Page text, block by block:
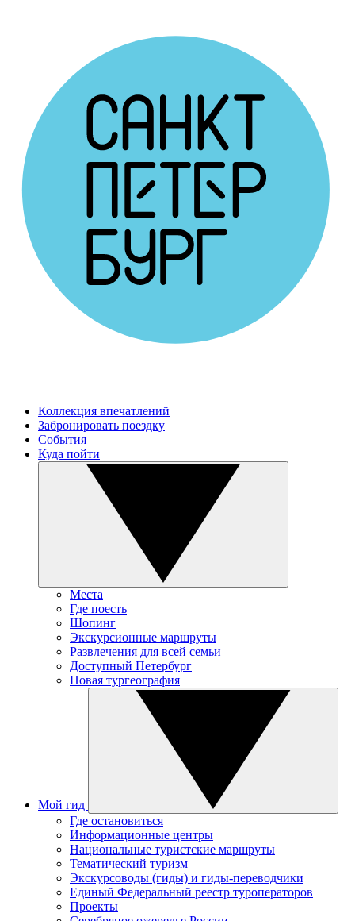
Коллекция впечатлений
Забронировать поездку
События
Куда пойти
Места
Где поесть
Шопинг
Экскурсионные маршруты
Развлечения для всей семьи
Доступный Петербург
Новая тургеография
Мой гид
Где остановиться
Информационные центры
Национальные туристские маршруты
Тематический туризм
Экскурсоводы (гиды) и гиды-переводчики
Единый Федеральный реестр туроператоров
Проекты